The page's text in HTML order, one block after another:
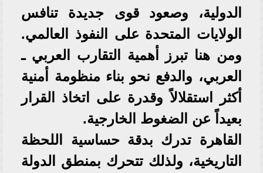
الدولية، وصعود قوى جديدة تنافس
الولايات المتحدة على النفوذ العالمي.
ومن هنا تبرز أهمية التقارب العربي ـ
العربي، والدفع نحو بناء منظومة أمنية
أكثر استقلالاً وقدرة على اتخاذ القرار
بعيداً عن الضغوط الخارجية.
القاهرة تدرك بدقة حساسية اللحظة
التاريخية، ولذلك تتحرك بمنطق الدولة